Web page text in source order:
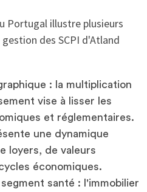
Portugal illustre plusieurs
des SCPI d'Atland
: la multiplication
vise à lisser les
et réglementaires.
une dynamique
loyers, de valeurs
économiques.
santé : l'immobilier